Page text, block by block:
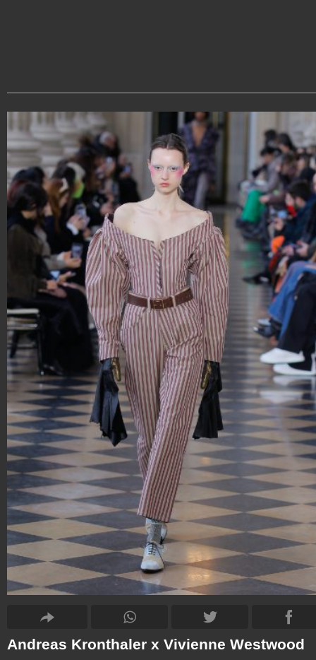
Andreas Kronthaler x Vivienne Westwood